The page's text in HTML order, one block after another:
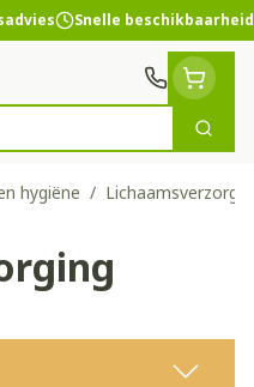
Snelle beschikbaarheid
Zoek
hygiëne /